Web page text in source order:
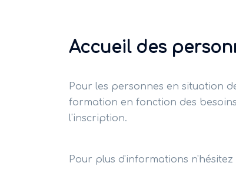
Accueil des
Pour les personnes en situation
formation en fonction des
l'inscription.
Pour plus d'informations